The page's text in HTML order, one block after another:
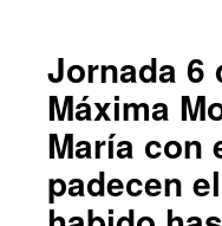
Jornada 6
Máxima
María con
padecen